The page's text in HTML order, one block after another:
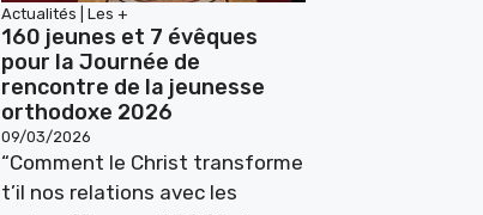
Actualités |Les +
160 jeunes et 7 évêques
pour la Journée de
rencontre de la jeunesse
orthodoxe 2026
09/03/2026
“Comment le Christ transforme
t’il nos relations avec les